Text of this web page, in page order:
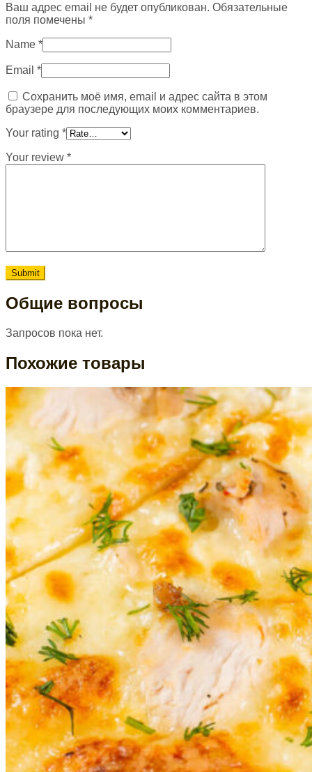
Ваш адрес email не будет опубликован. Обязательные
поля помечены *
Name *
Email *
Сохранить моё имя, email и адрес сайта в этом
браузере для последующих моих комментариев.
Your rating *
Your review *
Общие вопросы
Запросов пока нет.
Похожие товары